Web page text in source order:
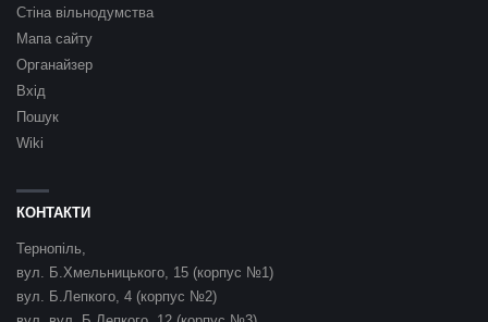
Стіна вільнодумства
Мапа сайту
Органайзер
Вхід
Пошук
Wiki
КОНТАКТИ
Тернопіль,
вул. Б.Хмельницького, 15 (корпус №1)
вул. Б.Лепкого, 4 (корпус №2)